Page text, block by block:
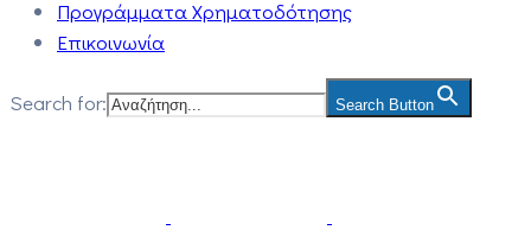
Προγράμματα Χρηματοδότησης
Επικοινωνία
Search for: Search Button